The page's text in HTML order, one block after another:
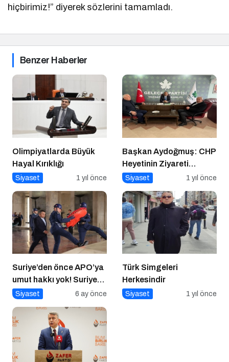
hiçbirimiz!” diyerek sözlerini tamamladı.
Benzer Haberler
Olimpiyatlarda Büyük
Hayal Kırıklığı
Siyaset 1 yıl önce
Başkan Aydoğmuş: CHP
Heyetinin Ziyareti
Memnuniyet Verici
Siyaset 1 yıl önce
Suriye’den önce APO’ya
umut hakkı yok! Suriye
düzelmeden APO’ya
Siyaset 6 ay önce
Türk Simgeleri
Herkesindir
Siyaset 1 yıl önce